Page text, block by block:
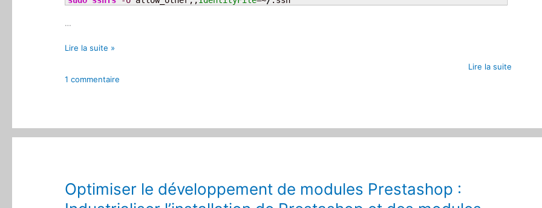
…
Serveur
Créer
via
Lire la suite »
Lire la suite
1 commentaire
Optimiser le développement de modules Prestashop :